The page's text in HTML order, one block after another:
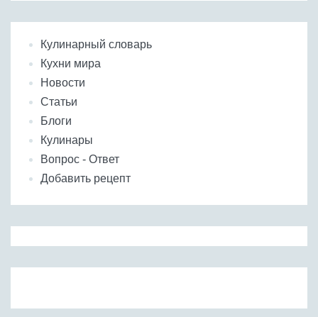
Кулинарный словарь
Кухни мира
Новости
Статьи
Блоги
Кулинары
Вопрос - Ответ
Добавить рецепт